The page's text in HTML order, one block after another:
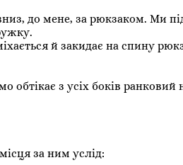
до мене, за рюкзаком. Ми
й закидає на спину
обтікає з усіх боків
за ним услід: